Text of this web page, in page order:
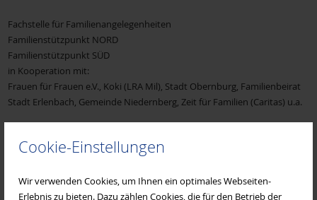
Cookie-Einstellungen
Wir verwenden Cookies, um Ihnen ein optimales Webseiten-
Erlebnis zu bieten. Dazu zählen Cookies, die für den Betrieb der
Fachstelle für Familienangelegenheiten
Familienstützpunkt NORD
Familienstützpunkt SÜD
in Kooperation mit:
Frauen für Frauen e.V., Koki (LRA Mil), Stadt Obernburg, Familienbeirat
Stadt Erlenbach, Gemeinde Niedernberg, Zeit für Familien (Caritas) u.a.